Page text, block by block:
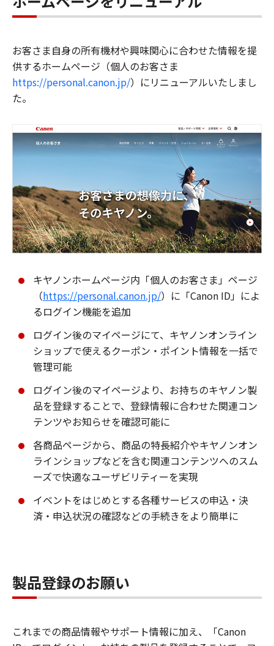
お客さま自身の所有機材や興味関心に合わせた情報を提
供するホームページ（個人のお客さま
https://personal.canon.jp/）にリニューアルいたしまし
た。
キヤノンホームページ内「個人のお客さま」ページ
（https://personal.canon.jp/）に「Canon ID」によ
るログイン機能を追加
ログイン後のマイページにて、キヤノンオンライン
ショップで使えるクーポン・ポイント情報を一括で
管理可能
ログイン後のマイページより、お持ちのキヤノン製
品を登録することで、登録情報に合わせた関連コン
テンツやお知らせを確認可能に
各商品ページから、商品の特長紹介やキヤノンオン
ラインショップなどを含む関連コンテンツへのスム
ーズで快適なユーザビリティーを実現
イベントをはじめとする各種サービスの申込・決
済・申込状況の確認などの手続きをより簡単に
製品登録のお願い
これまでの商品情報やサポート情報に加え、「Canon